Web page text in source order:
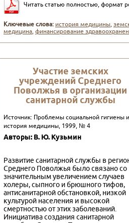
Читать статью полностью, формат
Ключевые слова: история медицины,
медицина,финансирование
Участие земских
учреждений Среднего
Поволжья в организации
санитарной службы
Источник: Проблемы социальной гигиены и
история медицины, 1999, № 4
Авторы: В. Ю. Кузьмин
Развитие санитарной службы в
Среднего Поволжья было связано со
значительным увеличением случаев
холеры, сыпного и брюшного тифов,
антисанитарной обстановкой, низкой
культурой населения и высокой
смертностью от этих заболеваний.
Инициатива создания санитарной